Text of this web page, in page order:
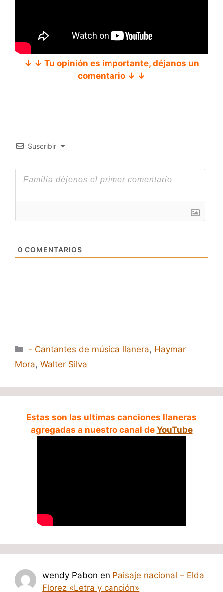
↓ ↓ Tu opinión es importante, déjanos un
comentario ↓ ↓
Suscribir
0 COMENTARIOS
Categorías
- Cantantes de música llanera, Haymar
Mora, Walter Silva
Estas son las ultimas canciones llaneras
agregadas a nuestro canal de YouTube
wendy Pabon en Paisaje nacional – Elda
Florez «Letra y canción»